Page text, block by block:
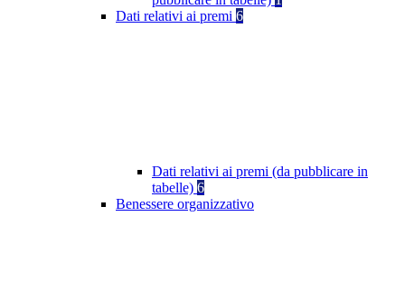
Dati relativi ai premi 6
Dati relativi ai premi (da pubblicare in
tabelle) 6
Benessere organizzativo